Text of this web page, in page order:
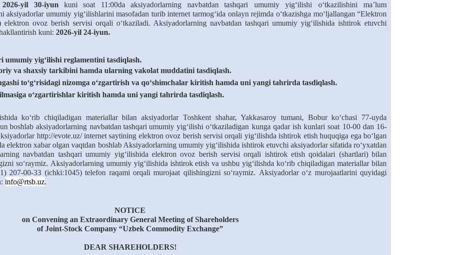
2026-yil 30-iyunkuni soat 11:00da aksiyadorlarning navbatdan tashqari umumiy yig‘ilishi o‘tkazilishini
ma’lum
aksiyadorlar umumiy yig‘ilishlarini masofadan turib internet tarmog‘ida onlayn rejimda o‘tkazishga mo‘ljallangan “Elektron
elektron ovoz berish servisi orqali o‘tkaziladi. Aksiyadorlarning navbatdan tashqari umumiy yig‘ilishida ishtirok etuvchi
kuni: 2026-yil 24-iyun.
umumiy yig‘ilishi reglamentini tasdiqlash.
va shaxsiy tarkibini hamda ularning vakolat muddatini tasdiqlash.
to‘g‘risidagi nizomga o‘zgartirish va qo‘shimchalar kiritish hamda uni yangi tahrirda tasdiqlash.
o‘zgartirishlar kiritish hamda uni yangi tahrirda tasdiqlash.
ko‘rib chiqiladigan materiallar bilan aksiyadorlar Toshkent shahar, Yakkasaroy tumani, Bobur ko‘chasi
77-uyda
boshlab aksiyadorlarning navbatdan tashqari umumiy yig‘ilishi o‘tkaziladigan kunga qadar ish kunlari soat 10-00 dan 16-
http://evote.uz/ internet saytining elektron ovoz berish servisi orqali yig‘ilishda ishtirok etish huquqiga ega bo‘lgan
elektron xabar olgan vaqtdan boshlab Aksiyadorlarning umumiy yig‘ilishida ishtirok etuvchi aksiyadorlar sifatida ro‘yxatdan
navbatdan tashqari umumiy yig‘ilishida elektron ovoz berish servisi orqali ishtirok etish qoidalari (shartlari) bilan
so‘raymiz. Aksiyadorlarning umumiy yig‘ilishida ishtirok etish va ushbu yig‘ilishda ko‘rib chiqiladigan materiallar bilan
207-00-33 (ichki:1045) telefon raqami orqali murojaat qilishingizni so‘raymiz. Aksiyadorlar o‘z murojaatlarini quyidagi
info@rtsb.uz.
NOTICE
on Convening an Extraordinary General Meeting of Shareholders
of Joint-Stock Company “Uzbek Commodity Exchange”
DEAR SHAREHOLDERS!